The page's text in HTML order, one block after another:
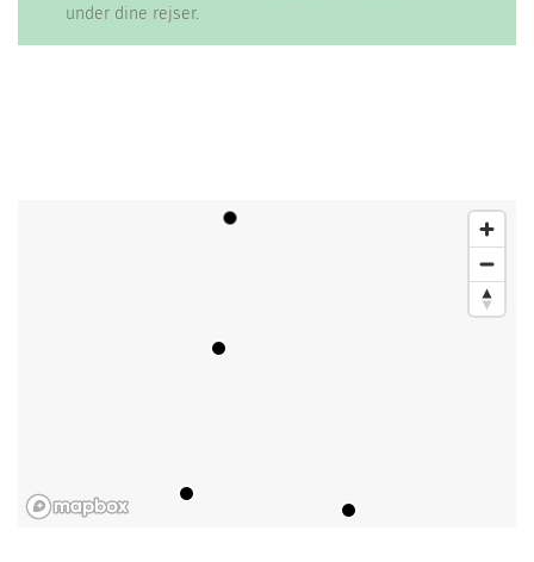
under dine rejser.